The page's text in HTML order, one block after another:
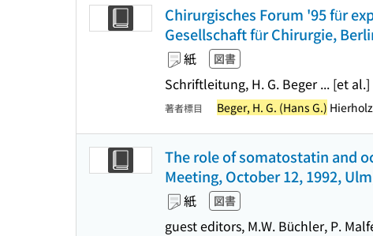
Chirurgisches Forum '95 für
Gesellschaft für Chirurgie,
紙 図書
Schriftleitung, H. G. Beger ... [et
著者標目 Beger, H. G. (Hans G.)
The role of somatostatin and
Meeting, October 12, 1992,
紙 図書
guest editors, M.W. Büchler, P.